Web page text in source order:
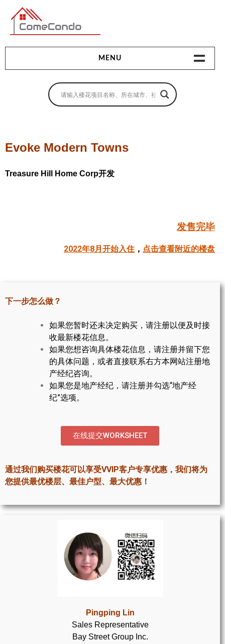
多伦多最新最全的楼花搜索引擎
MENU
地产相关
卖房指南
贷款指南
楼花地图
楼花转让专区
多伦多市中心楼花项目
怡陶碧谷社区介绍
密西沙加社区介绍
奥克维尔楼花项目
列治文山楼花项目
新居民
Evoke Modern Towns
Treasure Hill Home Corp开发
发售完毕
2022年8月开始入住 ， 点击查看附近的楼盘
下一步怎么做？
如果您暂时还未决定购买，请注册以便及时接
收最新楼花信息。
如果您想咨询具体楼花信息，请注册并留下您
的具体问题，或者直接联系右方本网站注册地
产经纪咨询。
如果您是地产经纪，请注册并勾选“地产经
纪”选项。
在线提交WORKSHEET
通过我们购买楼花可以享受VVIP客户专享优惠，我们将为
您提供最优楼层、最佳户型、最大优惠！
Pingping Lin
Sales Representative
Bay Street Group Inc.